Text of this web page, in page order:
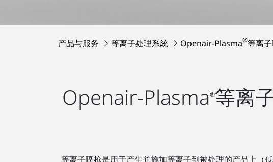
产品与服务 等离子处理系統 Openair-Plasma®等离
Openair-Plasma®等离
等离子喷枪是用于产生并施加等离子到被处理的产品上（